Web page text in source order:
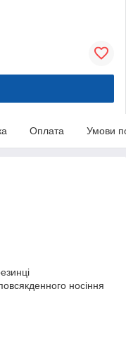
Оплата Умови
носіння